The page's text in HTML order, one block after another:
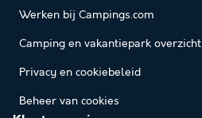
Werken bij Campings.com
Camping en vakantiepark overzicht
Privacy en cookiebeleid
Beheer van cookies